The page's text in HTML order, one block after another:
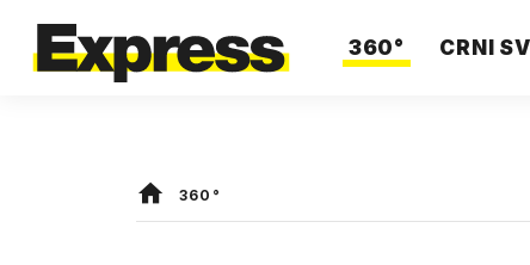
360° CRNI
360°